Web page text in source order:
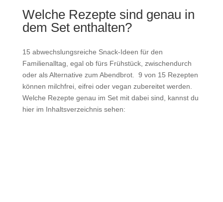
Welche Rezepte sind genau in
dem Set enthalten?
15 abwechslungsreiche Snack-Ideen für den
Familienalltag, egal ob fürs Frühstück, zwischendurch
oder als Alternative zum Abendbrot. 9 von 15 Rezepten
können milchfrei, eifrei oder vegan zubereitet werden.
Welche Rezepte genau im Set mit dabei sind, kannst du
hier im Inhaltsverzeichnis sehen: